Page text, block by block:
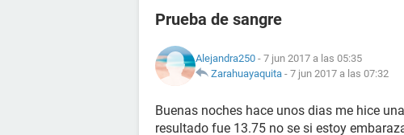
Prueba de sangre
Alejandra250 - 7 jun 2017 a las 05:35
Zarahuayaquita - 7 jun 2017 a las 07:32
Buenas noches hace unos dias me hice
resultado fue 13.75 no se si estoy